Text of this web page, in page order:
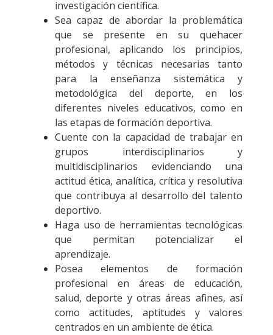
investigación científica.
Sea capaz de abordar la problemática
que se presente en su quehacer
profesional, aplicando los principios,
métodos y técnicas necesarias tanto
para la enseñanza sistemática y
metodológica del deporte, en los
diferentes niveles educativos, como en
las etapas de formación deportiva.
Cuente con la capacidad de trabajar en
grupos interdisciplinarios y
multidisciplinarios evidenciando una
actitud ética, analítica, crítica y resolutiva
que contribuya al desarrollo del talento
deportivo.
Haga uso de herramientas tecnológicas
que permitan potencializar el
aprendizaje.
Posea elementos de formación
profesional en áreas de educación,
salud, deporte y otras áreas afines, así
como actitudes, aptitudes y valores
centrados en un ambiente de ética.